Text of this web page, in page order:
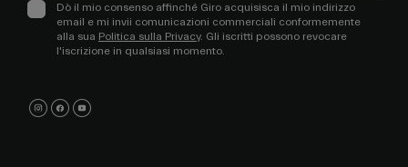
Dò il mio consenso affinché Giro acquisisca il mio indirizzo
email e mi invii comunicazioni commerciali conformemente
alla sua Politica sulla Privacy. Gli iscritti possono revocare
l'iscrizione in qualsiasi momento.